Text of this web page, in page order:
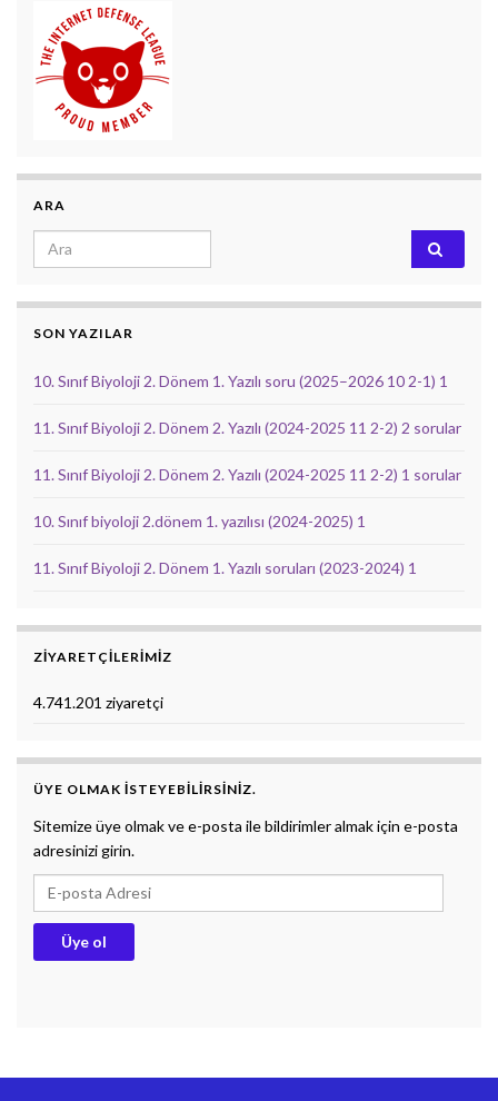
ARA
Search for:
SON YAZILAR
10. Sınıf Biyoloji 2. Dönem 1. Yazılı soru (2025–2026 10 2-1) 1
11. Sınıf Biyoloji 2. Dönem 2. Yazılı (2024-2025 11 2-2) 2 sorular
11. Sınıf Biyoloji 2. Dönem 2. Yazılı (2024-2025 11 2-2) 1 sorular
10. Sınıf biyoloji 2.dönem 1. yazılısı (2024-2025) 1
11. Sınıf Biyoloji 2. Dönem 1. Yazılı soruları (2023-2024) 1
ZIYARETÇILERIMIZ
4.741.201 ziyaretçi
ÜYE OLMAK ISTEYEBILIRSINIZ.
Sitemize üye olmak ve e-posta ile bildirimler almak için e-posta
adresinizi girin.
E-posta Adresi
Üye ol